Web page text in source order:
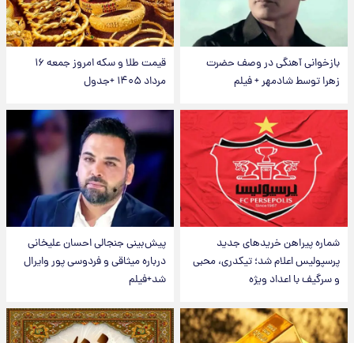
بازخوانی آهنگی در وصف حضرت
زهرا توسط شادمهر + فیلم
قیمت طلا و سکه امروز جمعه ۱۶
مرداد ۱۴۰۵ +جدول
شماره پیراهن خریدهای جدید
پرسپولیس اعلام شد؛ تیکدری، محبی
و سرگیف با اعداد ویژه
پیش‌بینی جنجالی احسان علیخانی
درباره میثاقی و فردوسی پور وایرال
شد+فیلم